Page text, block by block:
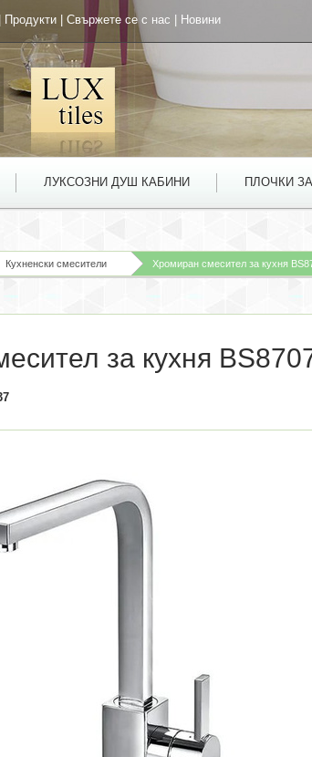
Продукти Свържете се с нас Новини
ЛУКСОЗНИ ДУШ КАБИНИ ПЛОЧКИ
Кухненски смесители Хромиран смесител за кухня
за кухня